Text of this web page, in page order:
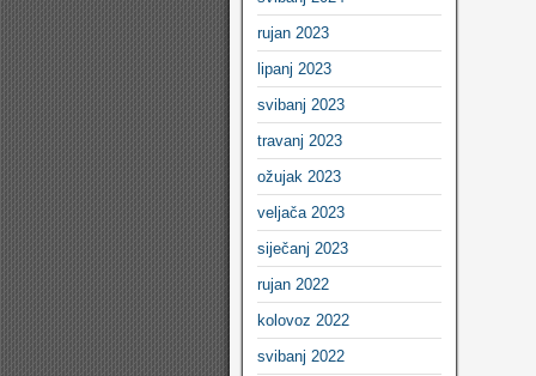
rujan 2023
lipanj 2023
svibanj 2023
travanj 2023
ožujak 2023
veljača 2023
siječanj 2023
rujan 2022
kolovoz 2022
svibanj 2022